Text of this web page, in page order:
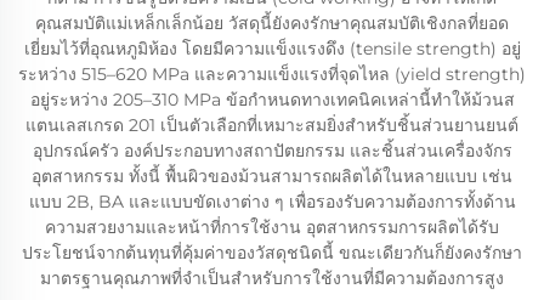
คุณสมบัติแม่เหล็กเล็กน้อย วัสดุนี้ยังคงรักษาคุณสมบัติเชิงกลที่ยอด
เยี่ยมไว้ที่อุณหภูมิห้อง โดยมีความแข็งแรงดึง (tensile strength) อยู่
ระหว่าง 515–620 MPa และความแข็งแรงที่จุดไหล (yield strength)
อยู่ระหว่าง 205–310 MPa ข้อกำหนดทางเทคนิคเหล่านี้ทำให้ม้วนส
แตนเลสเกรด 201 เป็นตัวเลือกที่เหมาะสมยิ่งสำหรับชิ้นส่วนยานยนต์
อุปกรณ์ครัว องค์ประกอบทางสถาปัตยกรรม และชิ้นส่วนเครื่องจักร
อุตสาหกรรม ทั้งนี้ พื้นผิวของม้วนสามารถผลิตได้ในหลายแบบ เช่น
แบบ 2B, BA และแบบขัดเงาต่าง ๆ เพื่อรองรับความต้องการทั้งด้าน
ความสวยงามและหน้าที่การใช้งาน อุตสาหกรรมการผลิตได้รับ
ประโยชน์จากต้นทุนที่คุ้มค่าของวัสดุชนิดนี้ ขณะเดียวกันก็ยังคงรักษา
มาตรฐานคุณภาพที่จำเป็นสำหรับการใช้งานที่มีความต้องการสูง